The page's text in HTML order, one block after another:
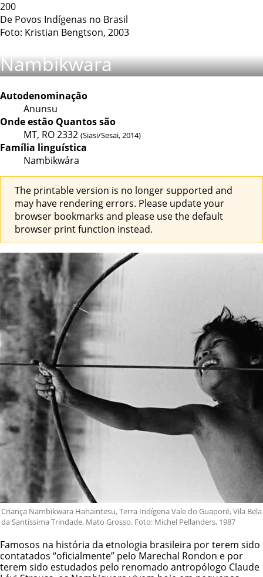
200
De Povos Indígenas no Brasil
Foto: Kristian Bengtson, 2003
Nambikwara
Autodenominação
Anunsu
Onde estão Quantos são
MT, RO2332 (Siasi/Sesai, 2014)
Família linguística
Nambikwára
The printable version is no longer supported and
may have rendering errors. Please update your
browser bookmarks and please use the default
browser print function instead.
Criança Nambikwara Hahaintesu, Terra Indígena Vale do Guaporé, Vila Bela
da Santíssima Trindade, Mato Grosso. Foto: Michel Pellanders, 1987
Famosos na história da etnologia brasileira por terem sido
contatados “oficialmente” pelo Marechal Rondon e por
terem sido estudados pelo renomado antropólogo Claude